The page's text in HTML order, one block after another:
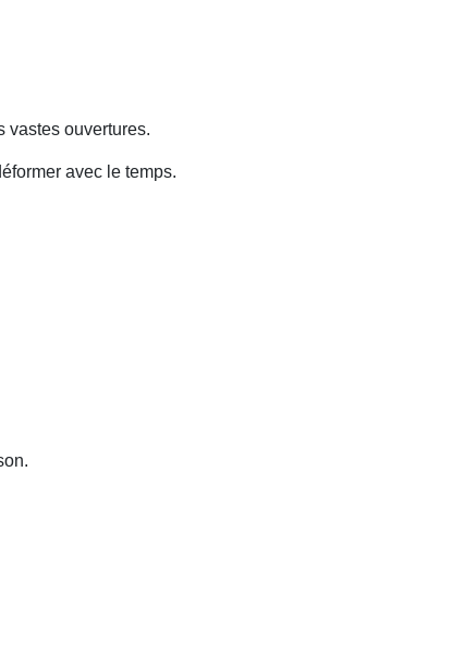
vastes ouvertures.
avec le temps.